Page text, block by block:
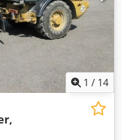
1 / 14